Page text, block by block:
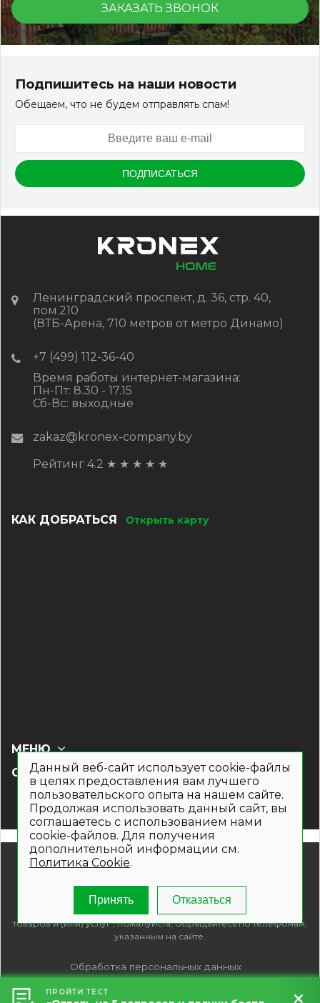
ЗАКАЗАТЬ ЗВОНОК
Подпишитесь на наши новости
Обещаем, что не будем отправлять спам!
Ленинградский проспект, д. 36, стр. 40,
пом.210
(ВТБ-Арена, 710 метров от метро Динамо)
+7 (499) 112-36-40
Время работы интернет-магазина:
Пн-Пт: 8.30 - 17.15
Сб-Вс: выходные
zakaz@kronex-company.by
Рейтинг 4.2 ★ ★ ★ ★ ★
КАК ДОБРАТЬСЯ Открыть карту
СОЦ СЕТИ
МЕНЮ
© 2019- 2026. Общество с ограниченной ответственностью
Информация на сайте носит рекламно-информационный
характер и не является публичной офертой. Для получения
товаров и (или) услуг , пожалуйста, обращайтесь по телефонам,
указанным на сайте.
Обработка персональных данных
Данный веб-сайт использует cookie-файлы
в целях предоставления вам лучшего
пользовательского опыта на нашем сайте.
Продолжая использовать данный сайт, вы
соглашаетесь с использованием нами
cookie-файлов. Для получения
дополнительной информации см.
Политика Cookie.
Принять Отказаться
ПРОЙТИ ТЕСТ